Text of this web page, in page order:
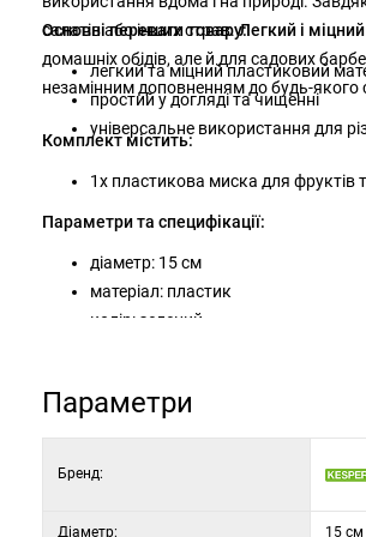
салатів або інших страв.Легкий і
домашніх обідів, але й для садових
незамінним доповненням до будь-якого
Основні переваги товару:
легкий та міцний пластиковий
простий у догляді та чищенні
універсальне використання для
Комплект містить:
1x пластикова миска для фруктів
Параметри та специфікації:
діаметр: 15 см
матеріал: пластик
колір: зелений
Параметри
Бренд:
Діаметр: 15 см